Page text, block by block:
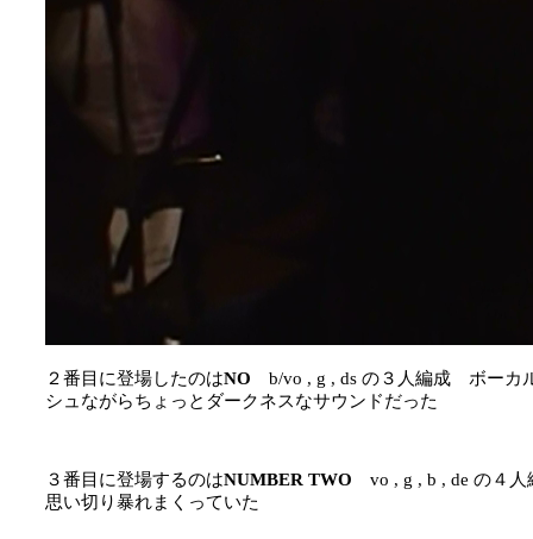
２番目に登場したのはNO b/vo , g , ds の３人編成 ボーカ
シュながらちょっとダークネスなサウンドだった
３番目に登場するのはNUMBER TWO vo , g , b , de の４
思い切り暴れまくっていた